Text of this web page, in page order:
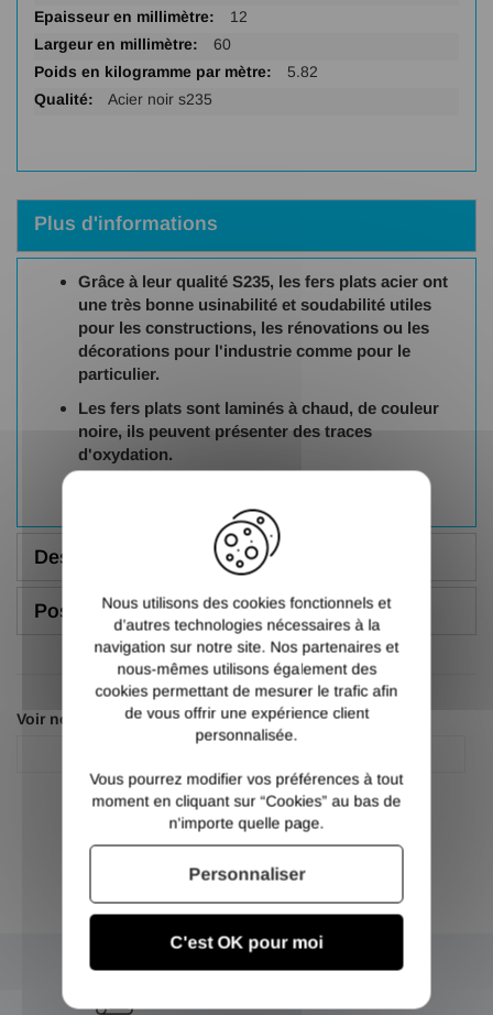
12
60
5.82
Acier noir s235
Plus d'informations
Grâce à leur qualité S235, les fers plats acier ont
une très bonne usinabilité et soudabilité utiles
pour les constructions, les rénovations ou les
décorations pour l'industrie comme pour le
particulier.
Les fers plats sont laminés à chaud, de couleur
noire, ils peuvent présenter des traces
d'oxydation.
Description
Poser une question
Voir nos autres pages :
Nous utilisons des cookies fonctionnels et
d’autres technologies nécessaires à la
navigation sur notre site. Nos partenaires et
nous-mêmes utilisons également des
cookies permettant de mesurer le trafic afin
de vous offrir une expérience client
personnalisée.
Vous pourrez modifier vos préférences à tout
moment en cliquant sur “Cookies” au bas de
n'importe quelle page.
C'est OK pour moi
Personnaliser